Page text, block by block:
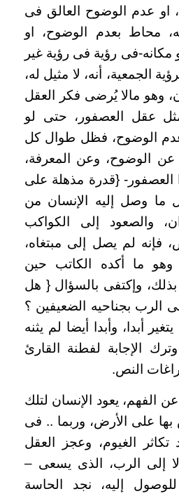
او عدم الوضوح العالق فى
محاط بعدم الوضوح، او
فى رؤية فى رؤية غير
الجمعية، أنه، لا مثيل له،
وهو مالا يُرضى فكر العقل
عقل العصفور، حتى لو
عدم الوضوح، فظل طوال كل
الوضوح، وعن المعرفة،
العصفور- {قدرة مذهلة على
ما وصل إليه الإنسان من
والصعود إلى الكواكب
فإنه لم يصل إلى مبتغاه،
وهو ما أكده الكاتب حين
وإكتفى بالسؤال { هل
الرب بجناحيه الضعيفين ؟
أبدا، وأبدا أيضا لم يثنه
الإجابة لفطنة القارئ
النص.
الفهم، يعود الإنسان لتلك
على الأرض، وربما .. فى
تكاثر الغيوم، وعجز العقل
إلى الرب، الذى يسعى –
إليه، نجد الحاسة